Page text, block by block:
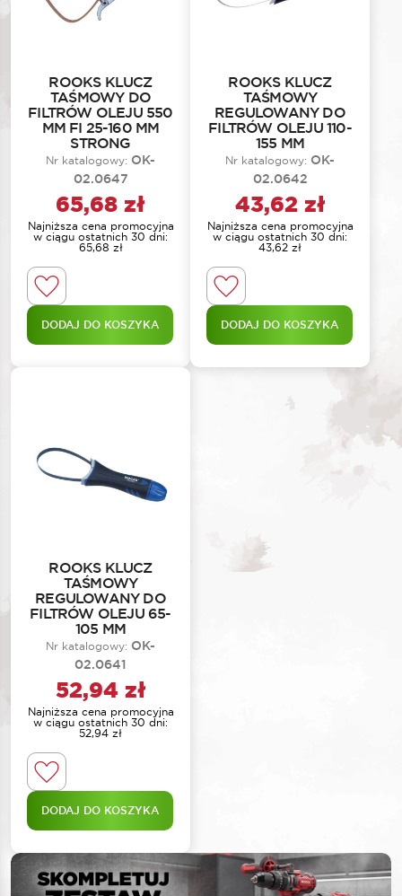
ROOKS KLUCZ
TAŚMOWY DO
FILTRÓW OLEJU 550
MM FI 25-160 MM
STRONG
Nr katalogowy: OK-
02.0647
65,68 zł
Najniższa cena promocyjna
w ciągu ostatnich 30 dni:
65,68 zł
DODAJ DO KOSZYKA
ROOKS KLUCZ
TAŚMOWY
REGULOWANY DO
FILTRÓW OLEJU 110-
155 MM
Nr katalogowy: OK-
02.0642
43,62 zł
Najniższa cena promocyjna
w ciągu ostatnich 30 dni:
43,62 zł
DODAJ DO KOSZYKA
ROOKS KLUCZ
TAŚMOWY
REGULOWANY DO
FILTRÓW OLEJU 65-
105 MM
Nr katalogowy: OK-
02.0641
52,94 zł
Najniższa cena promocyjna
w ciągu ostatnich 30 dni:
52,94 zł
DODAJ DO KOSZYKA